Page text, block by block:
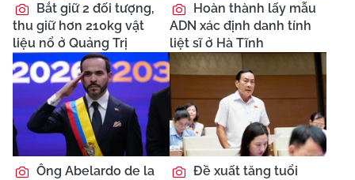
Bắt giữ 2 đối tượng,
thu giữ hơn 210kg vật
liệu nổ ở Quảng Trị
Hoàn thành lấy mẫu
ADN xác định danh tính
liệt sĩ ở Hà Tĩnh
Ông Abelardo de la
Đề xuất tăng tuổi